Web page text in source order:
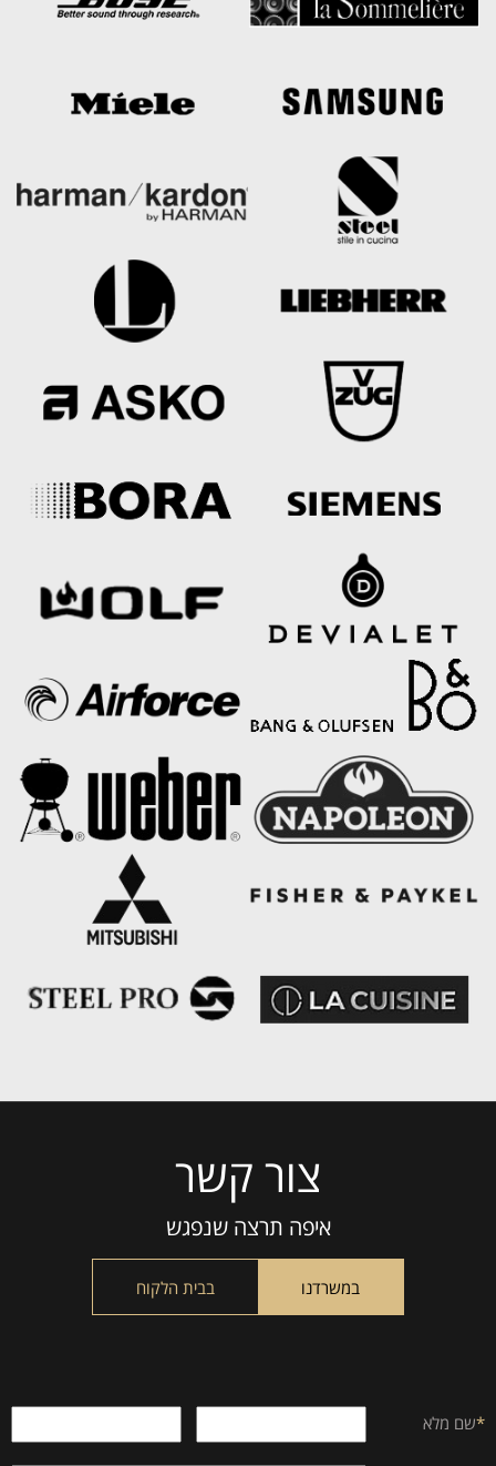
צור קשר
איפה תרצה שנפגש
במשרדנו בבית הלקוח
*שם מלא